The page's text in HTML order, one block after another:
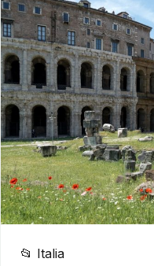
📂 Italia